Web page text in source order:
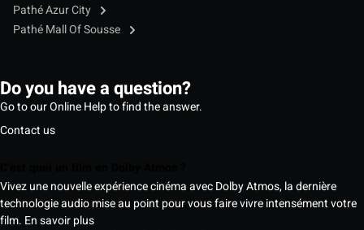
Pathé Azur City
Pathé Mall Of Sousse
Do you have a question?
Go to our Online Help to find the answer.
Contact us
Vivez une nouvelle expérience cinéma avec Dolby Atmos, la dernière
technologie audio mise au point pour vous faire vivre intensément votre
film. En savoir plus